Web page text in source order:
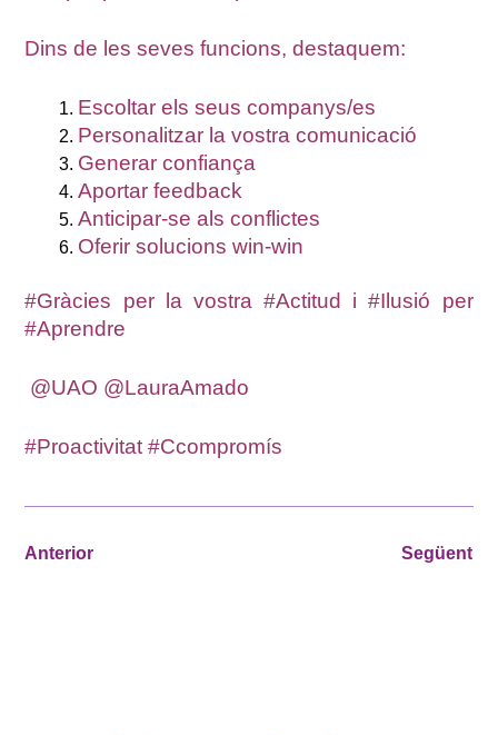
Dins de les seves funcions, destaquem:
Escoltar els seus companys/es
Personalitzar la vostra comunicació
Generar confiança
Aportar feedback
Anticipar-se als conflictes
Oferir solucions win-win
#Gràcies per la vostra #Actitud i #Ilusió per
#Aprendre
@UAO @LauraAmado
#Proactivitat #Ccompromís
Anterior Següent